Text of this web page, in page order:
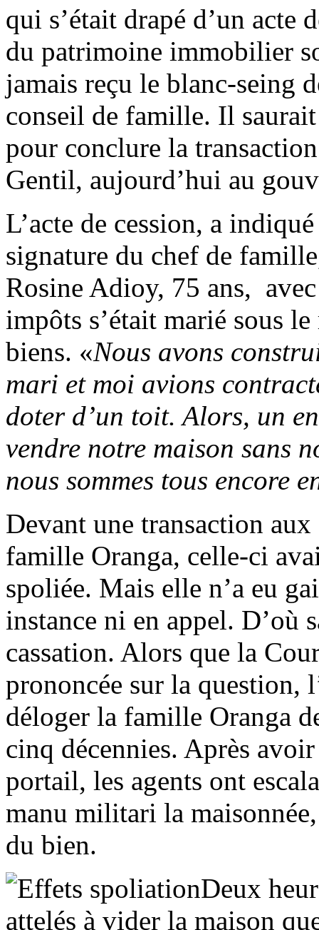
qui s’était drapé d’un acte
du patrimoine immobilier
jamais reçu le blanc-seing
conseil de famille. Il
pour conclure la
Gentil, aujourd’hui au
L’acte de cession, a
signature du chef de
Rosine Adioy, 75 ans,
impôts s’était marié sous
biens. «Nous avons
mari et moi avions
doter d’un toit. Alors, un
vendre notre maison sans
nous sommes tous encore
Devant une transaction
famille Oranga, celle-ci
spoliée. Mais elle n’a eu
instance ni en appel. D’où
cassation. Alors que la
prononcée sur la question,
déloger la famille Oranga
cinq décennies. Après
portail, les agents ont
manu militari la
du bien.
Deux
attelés à vider la maison